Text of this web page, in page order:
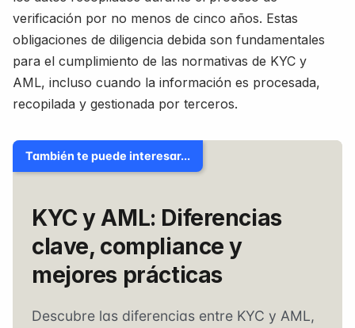
verificación por no menos de cinco años. Estas
obligaciones de diligencia debida son fundamentales
para el cumplimiento de las normativas de KYC y
AML, incluso cuando la información es procesada,
recopilada y gestionada por terceros.
También te puede interesar...
KYC y AML: Diferencias
clave, compliance y
mejores prácticas
Descubre las diferencias entre KYC y AML,